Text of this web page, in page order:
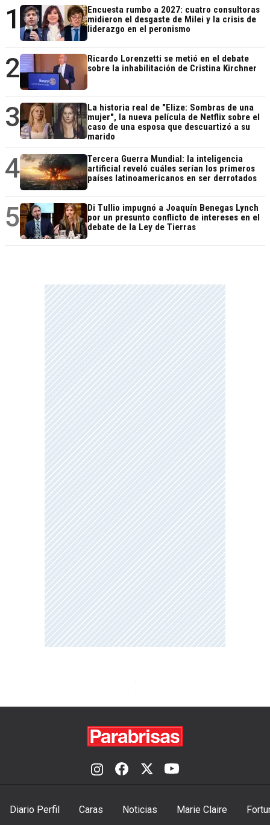
1
Encuesta rumbo a 2027: cuatro consultoras
midieron el desgaste de Milei y la crisis de
liderazgo en el peronismo
2
Ricardo Lorenzetti se metió en el debate
sobre la inhabilitación de Cristina Kirchner
3
La historia real de "Elize: Sombras de una
mujer", la nueva película de Netflix sobre el
caso de una esposa que descuartizó a su
marido
4
Tercera Guerra Mundial: la inteligencia
artificial reveló cuáles serían los primeros
países latinoamericanos en ser derrotados
5
Di Tullio impugnó a Joaquín Benegas Lynch
por un presunto conflicto de intereses en el
debate de la Ley de Tierras
Diario Perfil Caras Noticias Marie Claire